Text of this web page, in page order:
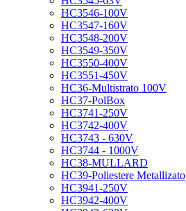
HC3546-100V
HC3547-160V
HC3548-200V
HC3549-350V
HC3550-400V
HC3551-450V
HC36-Multistrato 100V
HC37-PolBox
HC3741-250V
HC3742-400V
HC3743 - 630V
HC3744 - 1000V
HC38-MULLARD
HC39-Poliestere Metallizato
HC3941-250V
HC3942-400V